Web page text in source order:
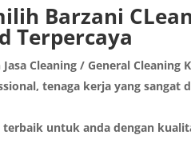
Barzani
Terpercaya
Cleaning / General Cleaning
tenaga kerja yang
terbaik untuk anda dengan